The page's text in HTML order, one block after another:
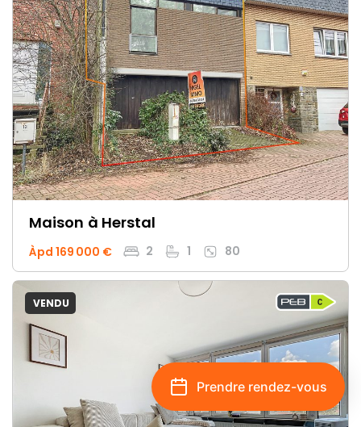
Maison à Herstal
Àpd 169 000 € 2 1 80
VENDU
Prendre rendez-vous